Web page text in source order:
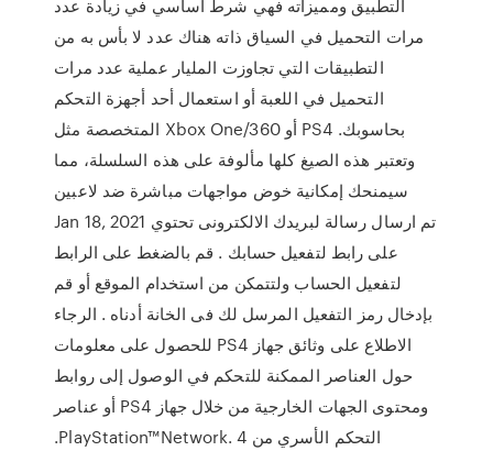
التطبيق ومميزاته فهي شرط أساسي في زيادة عدد
مرات التحميل في السياق ذاته هناك عدد لا بأس به من
التطبيقات التي تجاوزت المليار عملية عدد مرات
التحميل في اللعبة أو استعمال أحد أجهزة التحكم
المتخصصة مثل Xbox One/360 أو PS4 بحاسوبك.
وتعتبر هذه الصيغ كلها مألوفة على هذه السلسلة، مما
سيمنحك إمكانية خوض مواجهات مباشرة ضد لاعبين
Jan 18, 2021 ‫تم ارسال رسالة لبريدك الالكترونى تحتوي
على رابط لتفعيل حسابك . قم بالضغط على الرابط
لتفعيل الحساب ولتتمكن من استخدام الموقع أو قم
بإدخال رمز التفعيل المرسل لك فى الخانة أدناه . الرجاء
الاطلاع على وثائق جهاز PS4 للحصول على معلومات
حول العناصر الممكنة للتحكم في الوصول إلى روابط
ومحتوى الجهات الخارجية من خلال جهاز PS4 أو عناصر
التحكم الأسري من PlayStation™Network. 4.